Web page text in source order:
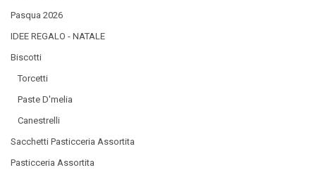
Pasqua 2026
IDEE REGALO - NATALE
Biscotti
Torcetti
Paste D'melia
Canestrelli
Sacchetti Pasticceria Assortita
Pasticceria Assortita